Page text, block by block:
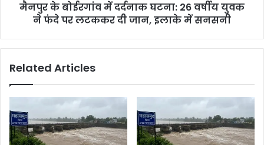
मैनपुर के बोईरगांव में दर्दनाक घटना: 26 वर्षीय युवक
ने फंदे पर लटककर दी जान, इलाके में सनसनी
Related Articles